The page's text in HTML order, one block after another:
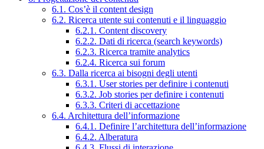
6.1. Cos’è il content design
6.2. Ricerca utente sui contenuti e il linguaggio
6.2.1. Content discovery
6.2.2. Dati di ricerca (search keywords)
6.2.3. Ricerca tramite analytics
6.2.4. Ricerca sui forum
6.3. Dalla ricerca ai bisogni degli utenti
6.3.1. User stories per definire i contenuti
6.3.2. Job stories per definire i contenuti
6.3.3. Criteri di accettazione
6.4. Architettura dell’informazione
6.4.1. Definire l’architettura dell’informazione
6.4.2. Alberatura